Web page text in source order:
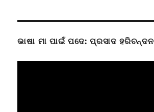
ଭାଷା ମା ପାଇଁ ପଦେ: ପ୍ରସାଦ ହରିଚନ୍ଦନ